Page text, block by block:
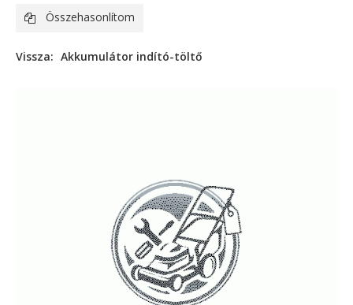
Összehasonlítom
Vissza: Akkumulátor indító-töltő